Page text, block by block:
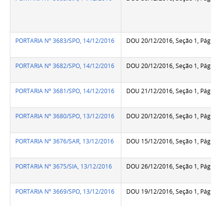
PORTARIA Nº 3683/SPO, 14/12/2016 DOU 20/12/2016, Seção 1, Pág.70
PORTARIA Nº 3682/SPO, 14/12/2016 DOU 20/12/2016, Seção 1, Pág.70
PORTARIA Nº 3681/SPO, 14/12/2016 DOU 21/12/2016, Seção 1,
PORTARIA Nº 3680/SPO, 13/12/2016 DOU 20/12/2016, Seção 1, Pág.70
PORTARIA Nº 3676/SAR, 13/12/2016 DOU 15/12/2016, Seção 1,
PORTARIA Nº 3675/SIA, 13/12/2016 DOU 26/12/2016, Seção 1, Pág.86
PORTARIA Nº 3669/SPO, 13/12/2016 DOU 19/12/2016, Seção 1,